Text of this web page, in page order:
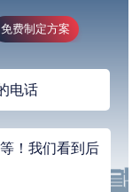
免费制定方案